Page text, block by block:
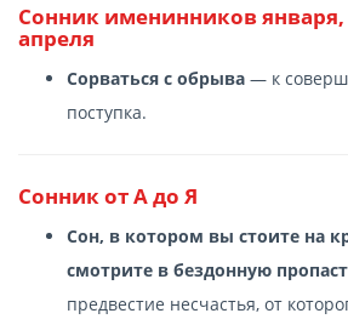
Сонник именинников
апреля
Сорваться с обрыва — к
поступка.
Сонник от А до Я
Сон, в котором вы стоите на
смотрите в бездонную
предвестие несчастья, от